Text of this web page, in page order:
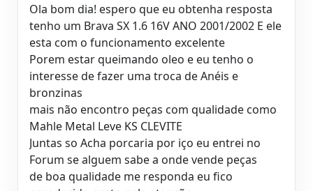
Ola bom dia! espero que eu obtenha resposta
tenho um Brava SX 1.6 16V ANO 2001/2002 E ele
esta com o funcionamento excelente
Porem estar queimando oleo e eu tenho o
interesse de fazer uma troca de Anéis e
bronzinas
mais não encontro peças com qualidade como
Mahle Metal Leve KS CLEVITE
Juntas so Acha porcaria por iço eu entrei no
Forum se alguem sabe a onde vende peças
de boa qualidade me responda eu fico